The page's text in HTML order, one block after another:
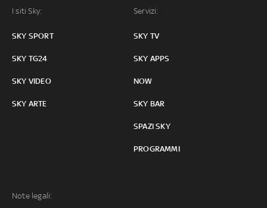
I siti Sky:
SKY SPORT
SKY TG24
SKY VIDEO
SKY ARTE
Servizi:
SKY TV
SKY APPS
NOW
SKY BAR
SPAZI SKY
PROGRAMMI
Note legali: